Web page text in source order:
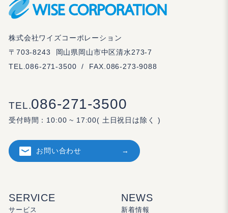
株式会社ワイズコーポレーション
〒703-8243
岡山県岡山市中区清水273-7
TEL.086-271-3500 / FAX.086-273-9088
TEL.086-271-3500
受付時間： 10:00 ~ 17:00( 土日祝日は除く )
お問い合わせ
SERVICE
サービス
NEWS
新着情報